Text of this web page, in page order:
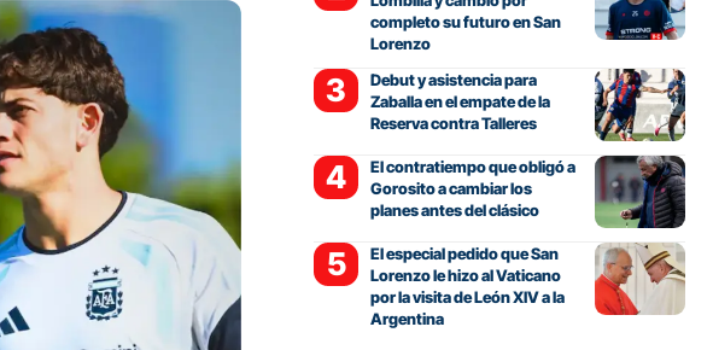
completo su futuro en San
Lorenzo
Debut y asistencia para
Zaballa en el empate de la
Reserva contra Talleres
El contratiempo que obligó a
Gorosito a cambiar los
planes antes del clásico
El especial pedido que San
Lorenzo le hizo al Vaticano
por la visita de León XIV a la
Argentina